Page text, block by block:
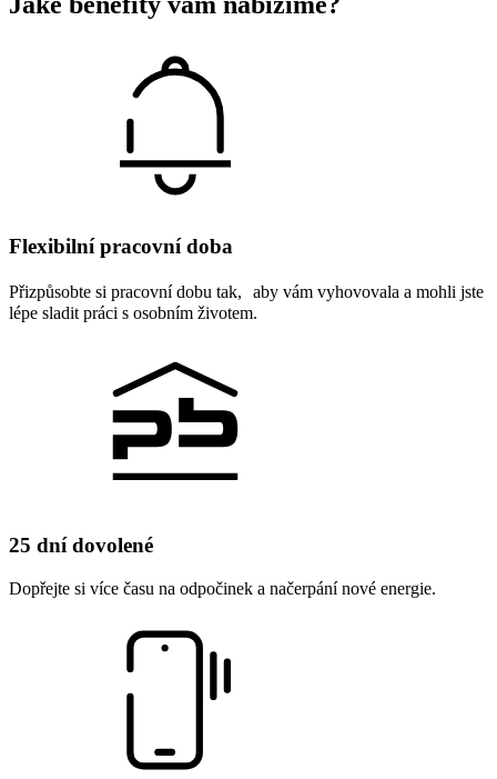
Flexibilní pracovní doba
Přizpůsobte si pracovní dobu tak, aby vám vyhovovala a mohli jste
lépe sladit práci s osobním životem.
25 dní dovolené
Dopřejte si více času na odpočinek a načerpání nové energie.